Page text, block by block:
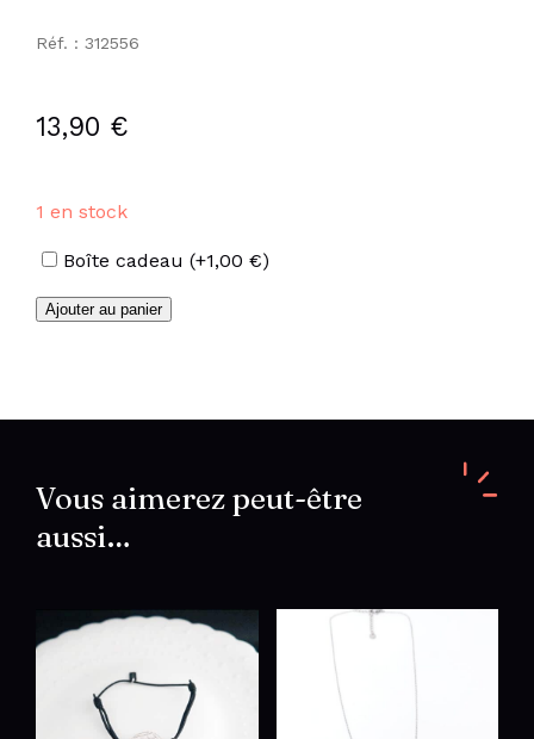
Réf. : 312556
13,90 €
1 en stock
Options
Boîte cadeau (+1,00 €)
quantité
Ajouter au panier
Vous aimerez peut-être
aussi…